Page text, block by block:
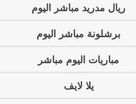
ريال مدريد مباشر اليوم
برشلونة مباشر اليوم
مباريات اليوم مباشر
يلا لايف